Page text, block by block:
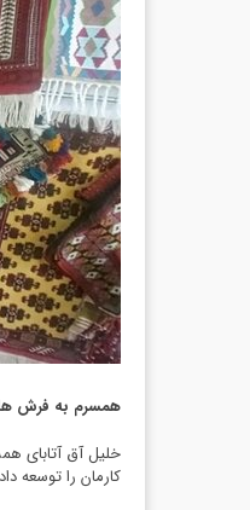
همسرم به فرش
خلیل آق آتابای
کارمان را توسعه